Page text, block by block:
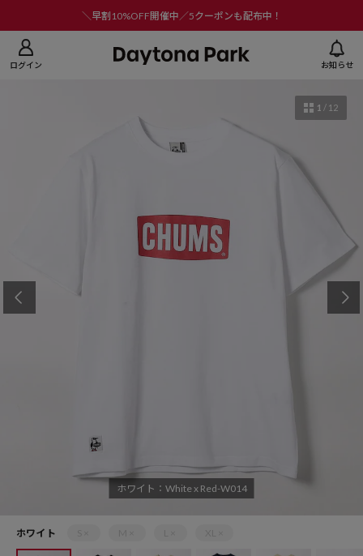
＼早割10%OFF開催中／5クーポンも配布中！
ログイン お知らせ
ホワイト：White x Red-W014
1 / 12
ホワイト